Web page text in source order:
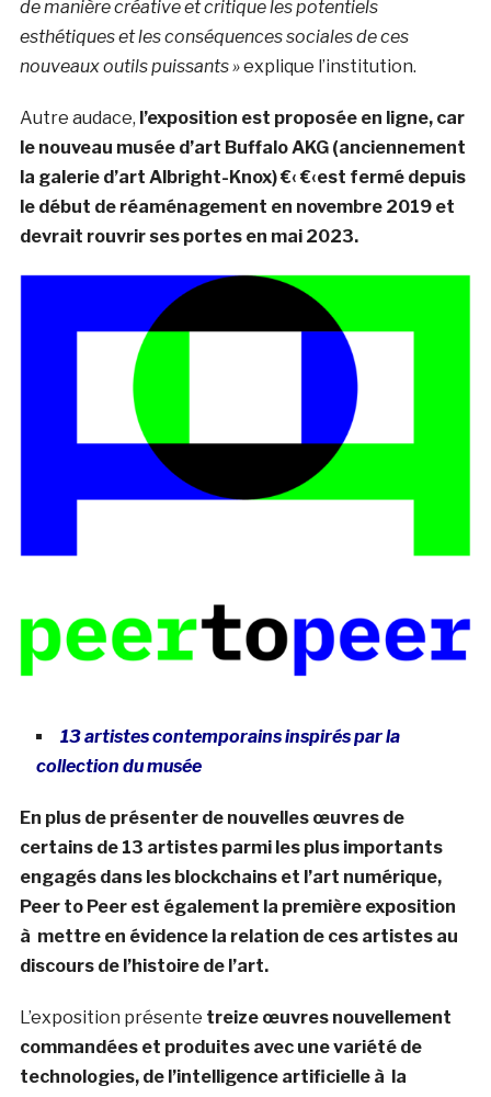
de manière créative et critique les potentiels
esthétiques et les conséquences sociales de ces
nouveaux outils puissants »explique l’institution.
Autre audace, l’exposition est proposée en ligne, car
le nouveau musée d’art Buffalo AKG (anciennement
la galerie d’art Albright-Knox) €‹ €‹est fermé depuis
le début de réaménagement en novembre 2019 et
devrait rouvrir ses portes en mai 2023.
13 artistes contemporains inspirés par la
collection du musée
En plus de présenter de nouvelles œuvres de
certains de 13 artistes parmi les plus importants
engagés dans les blockchains et l’art numérique,
Peer to Peer est également la première exposition
à mettre en évidence la relation de ces artistes au
discours de l’histoire de l’art.
L’exposition présente treize œuvres nouvellement
commandées et produites avec une variété de
technologies, de l’intelligence artificielle à la